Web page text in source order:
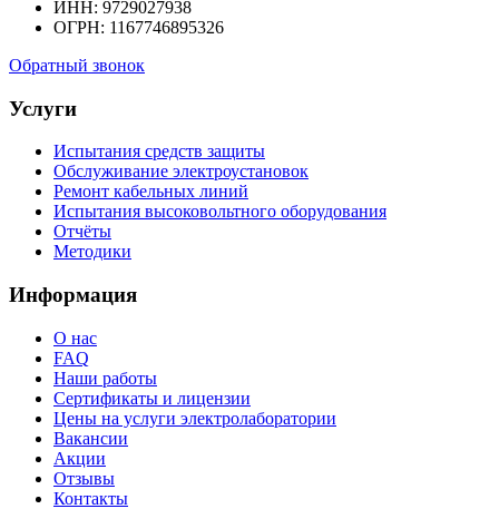
ИНН: 9729027938
ОГРН: 1167746895326
Обратный звонок
Услуги
Испытания средств защиты
Обслуживание электроустановок
Ремонт кабельных линий
Испытания высоковольтного оборудования
Отчёты
Методики
Информация
О нас
FAQ
Наши работы
Сертификаты и лицензии
Цены на услуги электролаборатории
Вакансии
Акции
Отзывы
Контакты